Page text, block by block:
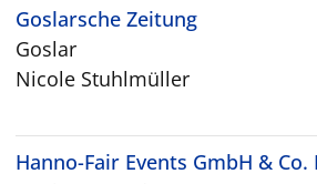
Goslarsche Zeitung
Goslar
Nicole Stuhlmüller
Hanno-Fair Events GmbH & Co.